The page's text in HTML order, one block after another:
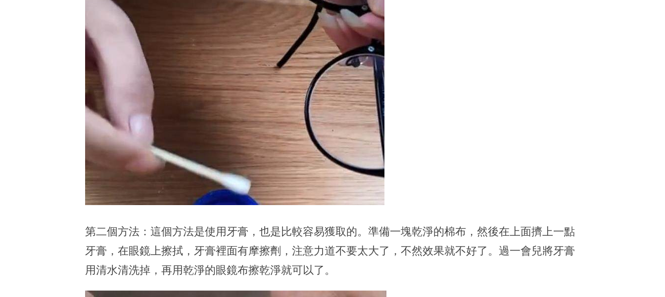
第二個方法：這個方法是使用牙膏，也是比較容易獲取的。準備一塊乾淨的棉布，然後在上面擠上一點
牙膏，在眼鏡上擦拭，牙膏裡面有摩擦劑，注意力道不要太大了，不然效果就不好了。過一會兒將牙膏
用清水清洗掉，再用乾淨的眼鏡布擦乾淨就可以了。